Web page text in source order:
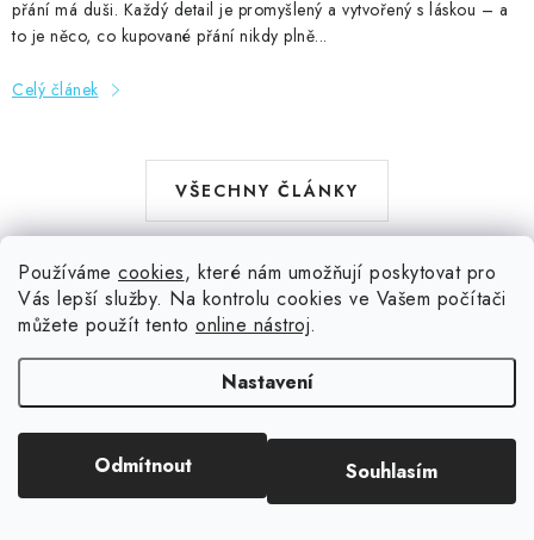
Používáme cookies, které nám umožňují poskytovat pro
Vás lepší služby. Na kontrolu cookies ve Vašem počítači
můžete použít tento online nástroj.
Nastavení
Odmítnout Souhlasím
přání má duši. Každý detail je promyšlený a vytvořený s láskou – a
to je něco, co kupované přání nikdy plně...
Celý článek
VŠECHNY ČLÁNKY
Aktuální novinky a akce na váš e-mail
E-mail
Kliknutím na tlačítko souhlasíte s našimi podmínkami na ochranou
PŘIHLÁSIT SE